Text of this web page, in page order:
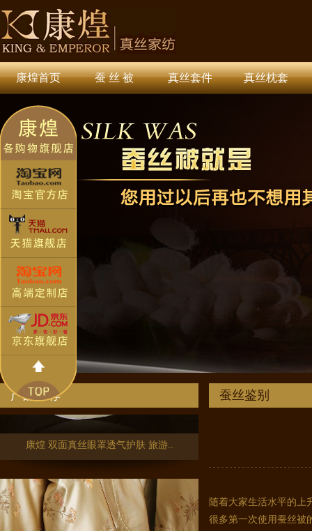
康煌首页 蚕 丝 被 真丝套件 真丝枕套
产品推荐
康煌 双面真丝眼罩透气护肤 旅游..
蚕丝鉴别
随着大家生活水平的上
很多第一次使用蚕丝被